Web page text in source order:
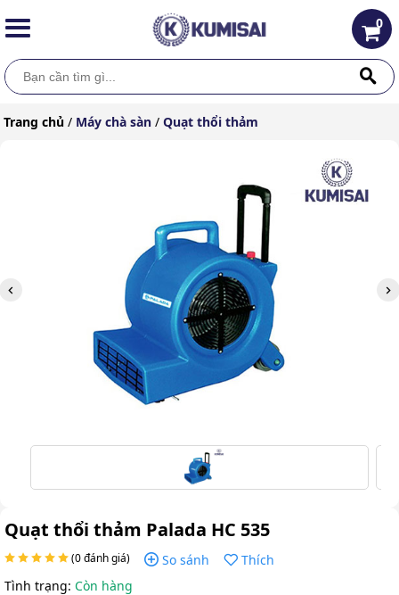
0
Trang chủ / Máy chà sàn / Quạt thổi thảm
Quạt thổi thảm Palada HC 535
(0 đánh giá) So sánh
Thích
Tình trạng: Còn hàng